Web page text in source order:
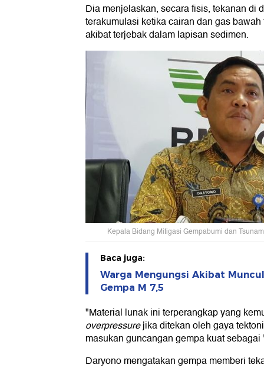
Dia menjelaskan, secara fisis, tekanan di
terakumulasi ketika cairan dan gas
akibat terjebak dalam lapisan sedimen.
Kepala Bidang Mitigasi Gempabumi dan
Baca juga:
Warga Mengungsi Akibat
Gempa M 7,5
"Material lunak ini terperangkap yang
overpressurejika ditekan oleh gaya
masukan guncangan gempa kuat
Daryono mengatakan gempa memberi